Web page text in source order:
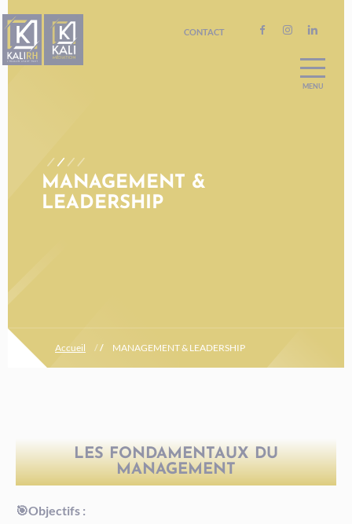
CONTACT
A PROPOS
NOS FORMATIONS
BILAN DE COMPÉTENCES
MANAGEMENT &
LEADERSHIP
Accueil // MANAGEMENT & LEADERSHIP
LES FONDAMENTAUX DU
MANAGEMENT
🎯Objectifs :